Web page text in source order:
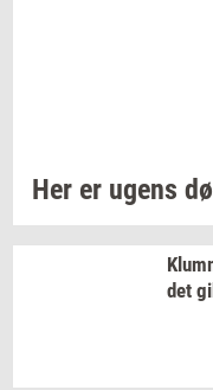
Her er ugens
det